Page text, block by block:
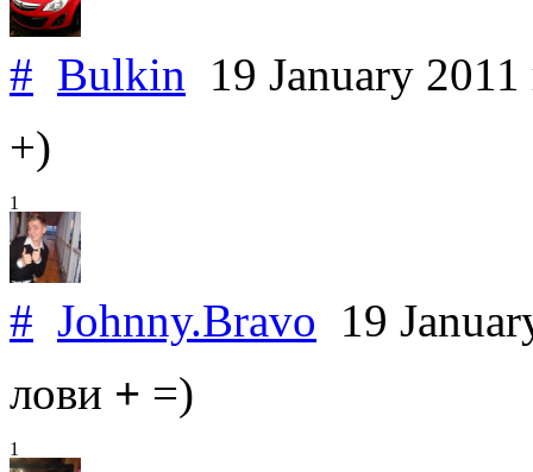
# Bulkin 19 January 2011
+)
1
# Johnny.Bravo 19
лови + =)
1